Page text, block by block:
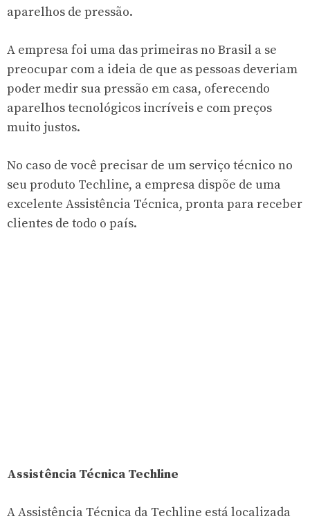
aparelhos de pressão.
A empresa foi uma das primeiras no Brasil a se
preocupar com a ideia de que as pessoas deveriam
poder medir sua pressão em casa, oferecendo
aparelhos tecnológicos incríveis e com preços
muito justos.
No caso de você precisar de um serviço técnico no
seu produto Techline, a empresa dispõe de uma
excelente Assistência Técnica, pronta para receber
clientes de todo o país.
Assistência Técnica Techline
A Assistência Técnica da Techline está localizada